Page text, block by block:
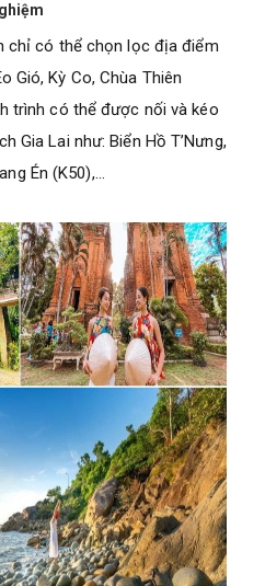
chỉ có thể chọn lọc địa điểm
Gió, Kỳ Co, Chùa Thiên
trình có thể được nối và kéo
Gia Lai như: Biển Hồ T’Nưng,
Én (K50),…